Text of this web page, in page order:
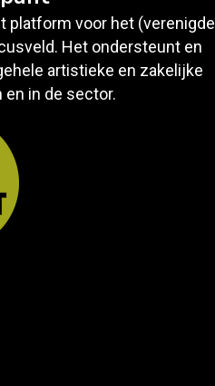
platform voor het
Het ondersteunt en
artistieke en zakelijke
en in de sector.